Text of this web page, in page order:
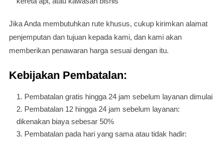
Jika Anda membutuhkan rute khusus, cukup kirimkan alamat
penjemputan dan tujuan kepada kami, dan kami akan
memberikan penawaran harga sesuai dengan itu.
Kebijakan Pembatalan:
Pembatalan gratis hingga 24 jam sebelum layanan dimulai
Pembatalan 12 hingga 24 jam sebelum layanan:
dikenakan biaya sebesar 50%
Pembatalan pada hari yang sama atau tidak hadir: